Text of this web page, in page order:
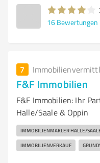
16 Bewertungen
7
F&F Immobilien
F&F Immobilien: Ihr
Halle/Saale & Oppin
IMMOBILIENMAKLER HALLE/
IMMOBILIENVERKAUF